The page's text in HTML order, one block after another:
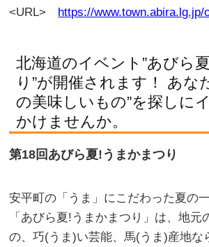
<URL> https://www.town.abira.lg.jp/
北海道のイベント”あびら
り”が開催されます！ あな
の美味しいもの”を探しに
かけませんか。
第18回あびら夏!うまかまつり
安平町の「うま」にこだわった夏の
「あびら夏!うまかまつり」は、地元
の、巧(うま)い芸能、馬(うま)産地な